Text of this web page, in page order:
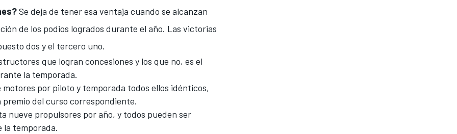
Se deja de tener esa ventaja cuando se alcanzan
de los podios logrados durante el año. Las victorias
dos y el tercero uno.
que logran concesiones y los que no, es el
la temporada.
por piloto y temporada todos ellos idénticos,
del curso correspondiente.
nueve propulsores por año, y todos pueden ser
la temporada.